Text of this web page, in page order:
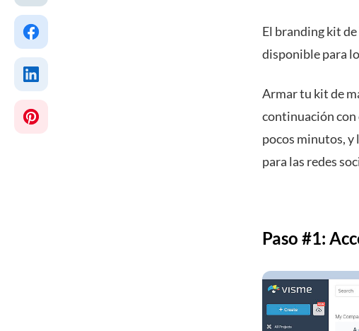
El branding kit
disponible para
Armar tu kit de
continuación
pocos minutos, y
para las redes
Paso #1: